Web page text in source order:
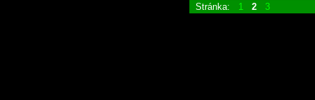
Stránka:
1 2 3